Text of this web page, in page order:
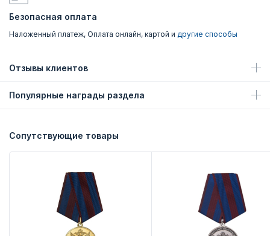
Безопасная оплата
Наложенный платеж, Оплата онлайн, картой и другие способы
Отзывы клиентов
Популярные награды раздела
Сопутствующие товары